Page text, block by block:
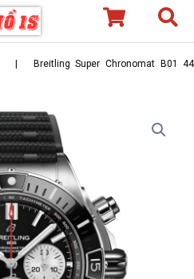
Breitling Super Chronomat B01 44